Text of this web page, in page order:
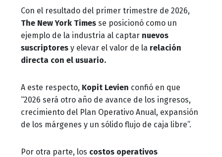
Con el resultado del primer trimestre de 2026,
The New York Times se posicionó como un
ejemplo de la industria al captar nuevos
suscriptores y elevar el valor de la relación
directa con el usuario.
A este respecto, Kopit Levien confió en que
“2026 será otro año de avance de los ingresos,
crecimiento del Plan Operativo Anual, expansión
de los márgenes y un sólido flujo de caja libre”.
Por otra parte, los costos operativos